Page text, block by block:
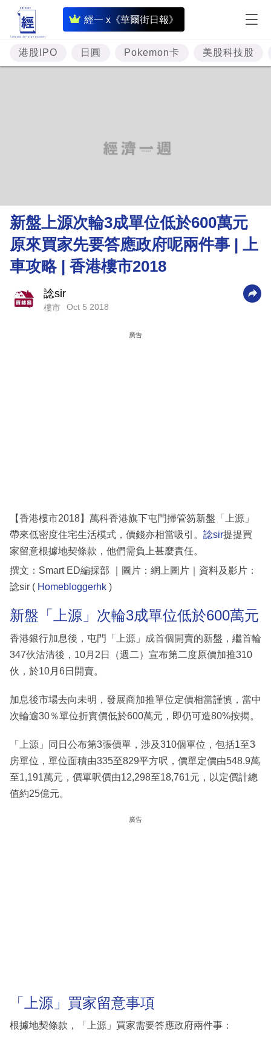
經一 x《華爾街日報》
即
時
財
經
理
財
商
業
技
專
區
港股IPO 日圓 Pokemon卡 美股科技股
新盤上源次輪3成單位低於600萬元
原來買家先要答應政府呢兩件事 | 上
車攻略 | 香港樓市2018
諗sir
樓市 Oct 5 2018
廣告
【香港樓市2018】萬科香港旗下屯門掃管笏新盤「上源」
帶來低密度住宅生活模式，價錢亦相當吸引。 諗sir提提買
家留意根據地契條款，他們需負上甚麼責任。
撰文：Smart ED編採部 ｜圖片：網上圖片｜資料及影片：
諗sir ( Homebloggerhk )
新盤「上源」次輪3成單位低於600萬元
香港銀行加息後，屯門「上源」成首個開賣的新盤，繼首輪
347伙沽清後，10月2日（週二）宣布第二度原價加推310
伙，於10月6日開賣。
加息後市場去向未明，發展商加推單位定價相當謹慎，當中
次輪逾30％單位折實價低於600萬元，即仍可造80%按揭。
「上源」同日公布第3張價單，涉及310個單位，包括1至3
房單位，單位面積由335至829平方呎，價單定價由548.9萬
至1,191萬元，價單呎價由12,298至18,761元，以定價計總
值約25億元。
廣告
「上源」買家留意事項
根據地契條款，「上源」買家需要答應政府兩件事：